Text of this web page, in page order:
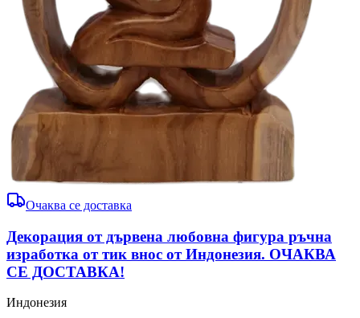
Очаква се доставка
Декорация от дървена любовна фигура ръчна
изработка от тик внос от Индонезия. ОЧАКВА
СЕ ДОСТАВКА!
Индонезия